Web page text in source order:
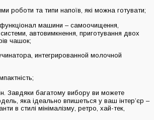
роботи та типи напоїв, які можна готувати;
машини – самоочищення,
автовимкнення, приготування двох
чашок;
интегрированной молочной
Завдяки багатому вибору ви можете
яка ідеально впишеться у ваш інтер’єр –
в стилі мінімалізму, ретро, хай-тек,